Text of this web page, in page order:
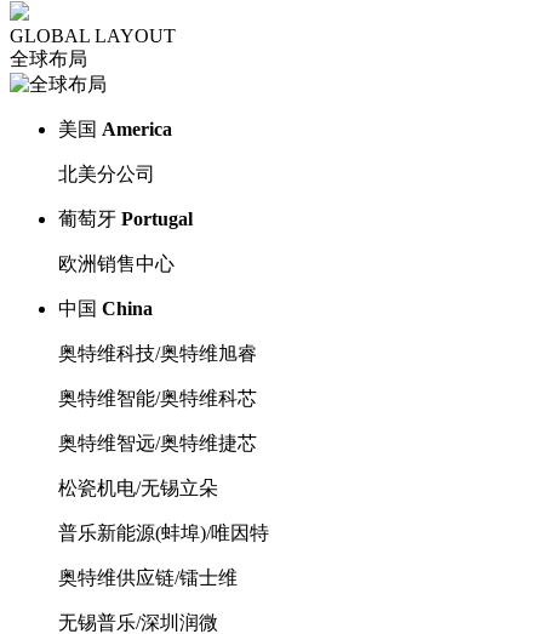
GLOBAL LAYOUT
全球布局
美国 America
北美分公司
葡萄牙 Portugal
欧洲销售中心
中国 China
奥特维科技/奥特维旭睿
奥特维智能/奥特维科芯
奥特维智远/奥特维捷芯
松瓷机电/无锡立朵
普乐新能源(蚌埠)/唯因特
奥特维供应链/镭士维
无锡普乐/深圳润微